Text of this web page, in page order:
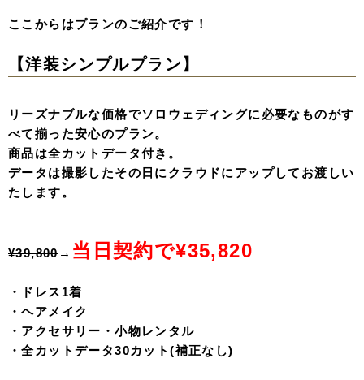
ここからはプランのご紹介です！
【洋装シンプルプラン】
リーズナブルな価格でソロウェディングに必要なものがす
べて揃った安心のプラン。
商品は全カットデータ付き。
データは撮影したその日にクラウドにアップしてお渡しい
たします。
¥39,800→ 当日契約で¥35,820
・ドレス1着
・ヘアメイク
・アクセサリー・小物レンタル
・全カットデータ30カット(補正なし)